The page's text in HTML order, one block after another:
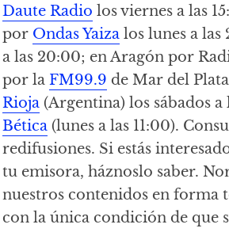
Daute Radio los viernes a las
por Ondas Yaiza los lunes a
a las 20:00; en Aragón por
por laFM99.9 de Mar del
Rioja (Argentina) los sábados
Bética (lunes a las 11:00).
redifusiones. Si estás
tu emisora, háznoslo saber.
nuestros contenidos en forma
con la única condición de que